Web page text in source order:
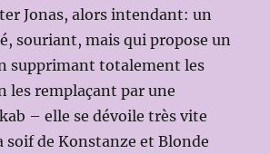
Jonas, alors intendant: un
souriant, mais qui propose un
supprimant totalement les
les remplaçant par une
– elle se dévoile très vite
soif de Konstanze et Blonde